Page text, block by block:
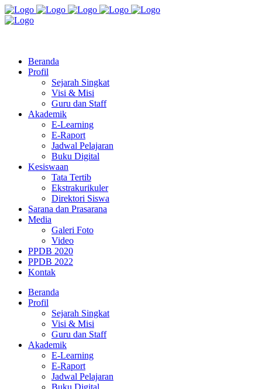
Beranda
Profil
Sejarah Singkat
Visi & Misi
Guru dan Staff
Akademik
E-Learning
E-Raport
Jadwal Pelajaran
Buku Digital
Kesiswaan
Tata Tertib
Ekstrakurikuler
Direktori Siswa
Sarana dan Prasarana
Media
Galeri Foto
Video
PPDB 2020
PPDB 2022
Kontak
Beranda
Profil
Sejarah Singkat
Visi & Misi
Guru dan Staff
Akademik
E-Learning
E-Raport
Jadwal Pelajaran
Buku Digital